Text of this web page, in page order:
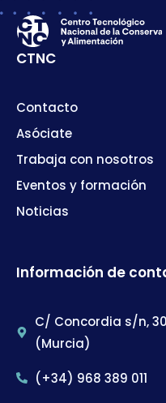
CTNC
Contacto
Asóciate
Trabaja con nosotros
Eventos y formación
Noticias
Información de
C/ Concordia s/n,
(Murcia)
(+34) 968 389 011